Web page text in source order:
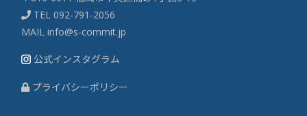
TEL092-791-2056
MAILinfo@s-commit.jp
公式インスタグラム
プライバシーポリシー